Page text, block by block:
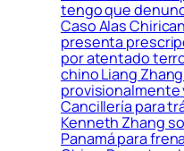
tengo que
Caso Alas
presenta
por atentado
chino Liang
provisionalmente
Cancillería para
Kenneth Zhang
Panamá para